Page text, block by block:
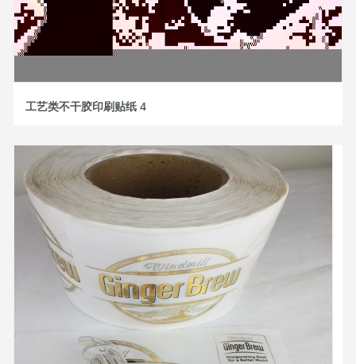
工艺类不干胶印刷贴纸 4